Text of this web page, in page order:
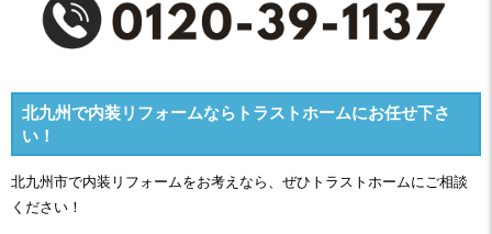
北九州で内装リフォームならトラストホームにお任せ下さ
い！
北九州市で内装リフォームをお考えなら、ぜひトラストホームにご相談
ください！